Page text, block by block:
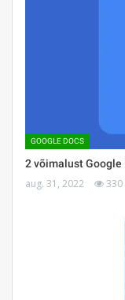
GOOGLE DOCS
2 võimalust
aug. 31, 2022 330